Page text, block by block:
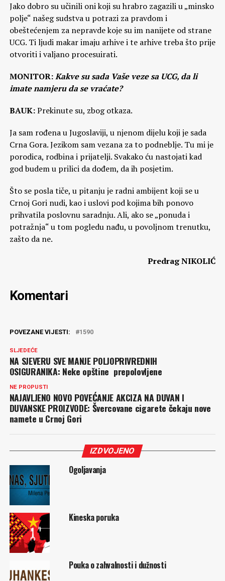
Jako dobro su učinili oni koji su hrabro zagazili u „minsko
polje“ našeg sudstva u potrazi za pravdom i
obeštećenjem za nepravde koje su im nanijete od strane
UCG. Ti ljudi makar imaju arhive i te arhive treba što prije
otvoriti i valjano procesuirati.
MONITOR:Kakve su sada Vaše veze sa UCG, da li
imate namjeru da se vraćate?
BAUK:Prekinute su, zbog otkaza.
Ja sam rođena u Jugoslaviji, u njenom dijelu koji je sada
Crna Gora. Jezikom sam vezana za to podneblje. Tu mi je
porodica, rodbina i prijatelji. Svakako ću nastojati kad
god budem u prilici da dođem, da ih posjetim.
Što se posla tiče, u pitanju je radni ambijent koji se u
Crnoj Gori nudi, kao i uslovi pod kojima bih ponovo
prihvatila poslovnu saradnju. Ali, ako se „ponuda i
potražnja“ u tom pogledu nađu, u povoljnom trenutku,
zašto da ne.
Predrag NIKOLIĆ
Komentari
POVEZANE VIJESTI: 1590
SLJEDEĆE
NA SJEVERU SVE MANJE POLJOPRIVREDNIH
OSIGURANIKA: Neke opštine prepolovljene
NE PROPUSTI
NAJAVLJENO NOVO POVEĆANJE AKCIZA NA DUVAN I
DUVANSKE PROIZVODE: Švercovane cigarete čekaju nove
namete u Crnoj Gori
IZDVOJENO
Ogoljavanja
Kineska poruka
Pouka o zahvalnosti i dužnosti